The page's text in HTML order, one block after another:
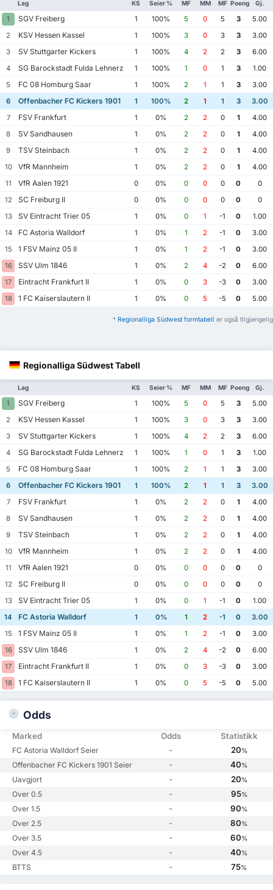
Lag KS Seier % MF MM MF Poeng Gj.
1 SGV Freiberg 1 100% 5 0 5 3
5.00
2
KSV Hessen Kassel 1 100% 3 0 3 3
3.00
3
SV Stuttgarter Kickers 1 100% 4 2 2 3
6.00
4
SG Barockstadt Fulda Lehnerz 1 100% 1 0 1 3
1.00
5
FC 08 Homburg Saar 1 100% 2 1 1 3
3.00
6
Offenbacher FC Kickers 1901 1 100% 2 1 1 3
3.00
7
FSV Frankfurt 1 0% 2 2 0 1
4.00
8
SV Sandhausen 1 0% 2 2 0 1
4.00
9
TSV Steinbach 1 0% 2 2 0 1
4.00
10
VfR Mannheim 1 0% 2 2 0 1
4.00
11
VfR Aalen 1921 0 0% 0 0 0 0
0
12
SC Freiburg II 0 0% 0 0 0 0
0
13
SV Eintracht Trier 05 1 0% 0 1 -1 0
1.00
14
FC Astoria Walldorf 1 0% 1 2 -1 0
3.00
15
1 FSV Mainz 05 II 1 0% 1 2 -1 0
3.00
16
SSV Ulm 1846 1 0% 2 4 -2 0
6.00
17
Eintracht Frankfurt II 1 0% 0 3 -3 0
3.00
18
1 FC Kaiserslautern II 1 0% 0 5 -5 0 5.00
* Regionalliga Südwest formtabell er også tilgjengelig
Regionalliga Südwest Tabell
Lag KS Seier % MF MM MF Poeng Gj.
1 SGV Freiberg 1 100% 5 0 5 3
5.00
2
KSV Hessen Kassel 1 100% 3 0 3 3
3.00
3
SV Stuttgarter Kickers 1 100% 4 2 2 3
6.00
4
SG Barockstadt Fulda Lehnerz 1 100% 1 0 1 3
1.00
5
FC 08 Homburg Saar 1 100% 2 1 1 3
3.00
6
Offenbacher FC Kickers 1901 1 100% 2 1 1 3
3.00
7
FSV Frankfurt 1 0% 2 2 0 1
4.00
8
SV Sandhausen 1 0% 2 2 0 1
4.00
9
TSV Steinbach 1 0% 2 2 0 1
4.00
10
VfR Mannheim 1 0% 2 2 0 1
4.00
11
VfR Aalen 1921 0 0% 0 0 0 0
0
12
SC Freiburg II 0 0% 0 0 0 0
0
13
SV Eintracht Trier 05 1 0% 0 1 -1 0
1.00
14
FC Astoria Walldorf 1 0% 1 2 -1 0
3.00
15
1 FSV Mainz 05 II 1 0% 1 2 -1 0
3.00
16
SSV Ulm 1846 1 0% 2 4 -2 0
6.00
17
Eintracht Frankfurt II 1 0% 0 3 -3 0
3.00
18
1 FC Kaiserslautern II 1 0% 0 5 -5 0 5.00
Odds
Marked Odds Statistikk
FC Astoria Walldorf Seier - 20%
Offenbacher FC Kickers 1901 Seier - 40%
Uavgjort - 20%
Over 0.5 - 95%
Over 1.5 - 90%
Over 2.5 - 80%
Over 3.5 - 60%
Over 4.5 - 40%
BTTS - 75%